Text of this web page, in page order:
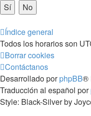
Índice general
Todos los horarios son
Borrar cookies
Contáctanos
Desarrollado porphpBB®
Traducción al español por
Style: Black-Silver by